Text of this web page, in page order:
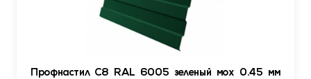
Профнастил С8 RAL 6005 зеленый мох 0.45 мм